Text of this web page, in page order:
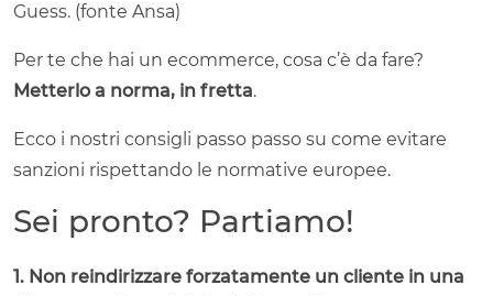
Guess. (fonte Ansa)
Per te che hai un ecommerce, cosa c’è da fare?
Metterlo a norma, in fretta.
Ecco i nostri consigli passo passo su come evitare
sanzioni rispettando le normative europee.
Sei pronto? Partiamo!
1. Non reindirizzare forzatamente un cliente in una